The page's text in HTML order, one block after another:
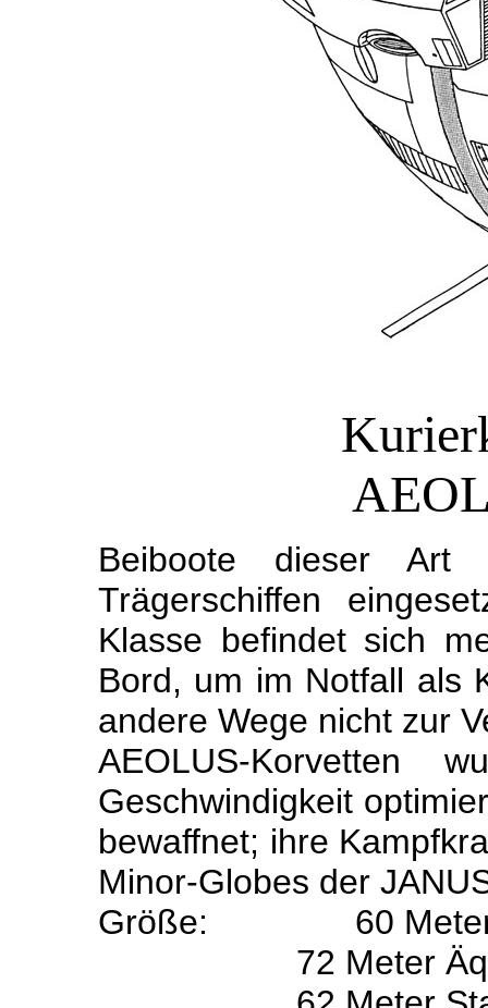
Beiboote dieser Art
Trägerschiffen
Klasse befindet sich
Bord, um im Notfall als
andere Wege nicht zur
AEOLUS-Korvetten
Geschwindigkeit
bewaffnet; ihre
Minor-Globes der
Größe:
60
72 Meter